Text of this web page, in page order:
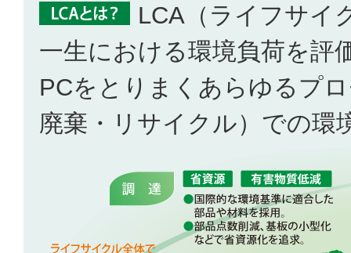
LCA（ライフサイ
一生における環境負荷を評
PCをとりまくあらゆるプ
廃棄・リサイクル）での環